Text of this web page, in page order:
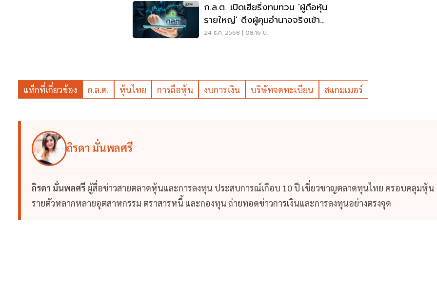
ก.ล.ต. เปิดเฮียริ่งทบทวน 'ผู้ถือหุ้น
รายใหญ่' ดึงผู้คุมอำนาจจริงเข้า
ระบบ ปิดรับ 9 ม.ค. 69
24 ธ.ค. 2568 | 08:16 น.
แท็กที่เกี่ยวข้อง ก.ล.ต. หุ้นไทย การถือหุ้น งบการเงิน บริษัทจดทะเบียน สแกมเมอร์
ถิรดา มั่นพลศรี
ถิรดา มั่นพลศรี ผู้สื่อข่าวสายตลาดหุ้นและการลงทุน ประสบการณ์เกือบ 10 ปี เชี่ยวชาญตลาดทุนไทย ครอบคลุมหุ้น
รายตัวหลากหลายอุตสาหกรรม ตราสารหนี้ และกองทุน ถ่ายทอดข่าวการเงินและการลงทุนอย่างตรงจุด